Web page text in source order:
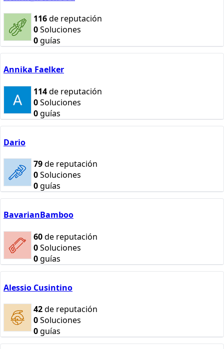
116de reputación
0Soluciones
0guías
Annika Faelker
114de reputación
0Soluciones
0guías
Dario
79de reputación
0Soluciones
0guías
BavarianBamboo
60de reputación
0Soluciones
0guías
Alessio Cusintino
42de reputación
0Soluciones
0guías